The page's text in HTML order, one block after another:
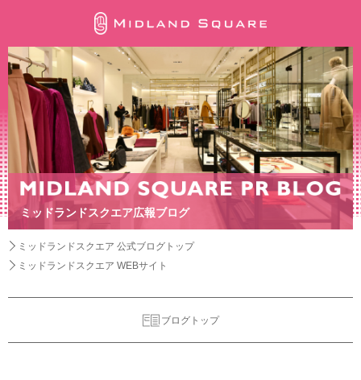
ミッドランドスクエア広報ブログ
ミッドランドスクエア 公式ブログトップ
ミッドランドスクエア WEBサイト
ブログトップ